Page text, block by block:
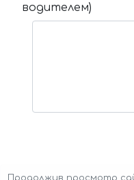
водителем)
Продолжив просмотр